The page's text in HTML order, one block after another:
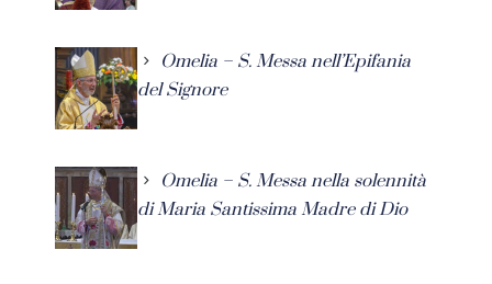
Omelia – S. Messa nell’Epifania
del Signore
Omelia – S. Messa nella solennità
di Maria Santissima Madre di Dio